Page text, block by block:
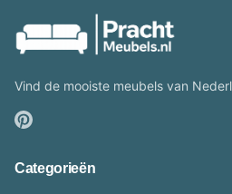
Vind de mooiste meubels van
Categorieën